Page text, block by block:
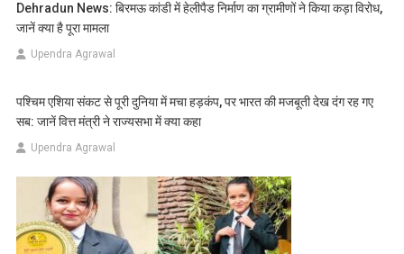
Dehradun News: बिरमऊ कांडी में हेलीपैड निर्माण का ग्रामीणों ने किया कड़ा विरोध,
जानें क्या है पूरा मामला
Upendra Agrawal
पश्चिम एशिया संकट से पूरी दुनिया में मचा हड़कंप, पर भारत की मजबूती देख दंग रह गए
सब: जानें वित्त मंत्री ने राज्यसभा में क्या कहा
Upendra Agrawal